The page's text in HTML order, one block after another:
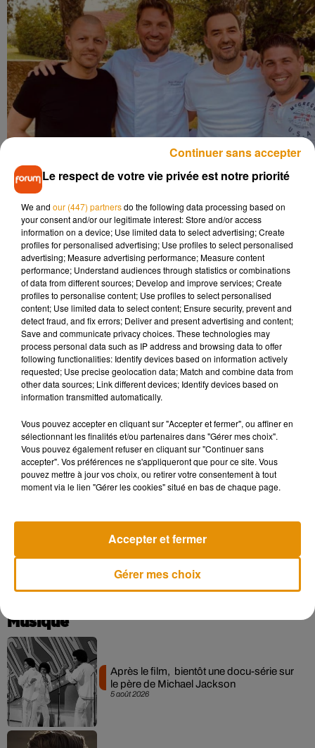
Le 31 mai dernier,Jean-François Feuillette avec sa femme
Laure avaient déjà participé à une émission sur M6. Pour la
première fois, "Patron Incognito" proposait une double
immersion aux fondateurs de l'enseigne de boulangerie.
Jean-François Feuillette jouait le rôle de Carl, un chômeur
en reconversion professionnelle.
Laure Feuillette, elle, se faisait passer pour Jennifer, une
influenceuse culinaire.Sans sa casquette de patron, Jean-
François Feuillette a pu voir des choses qu’il n’aurait pas
vu autrement. Un forme de remise en question également :
Écouter le podcast
Mon gâteau est le meilleur de France !avec le chef du Loir-
et-cher Jean François Feuillette, c’est ce vendredi soir sur
Tout de suite, coup d'envoi de la semaine finale pour
pic.twitter.com/QTzzEtnznv
Musique
5 août 2026
Après le film, bientôt une docu-série sur
le père de Michael Jackson
Le respect de votre vie privée est notre priorité
We and our (447) partnersdo the following data processing based on
your consent and/or our legitimate interest: Store and/or access
information on a device; Use limited data to select advertising; Create
profiles for personalised advertising; Use profiles to select personalised
advertising; Measure advertising performance; Measure content
performance; Understand audiences through statistics or combinations
of data from different sources; Develop and improve services; Create
profiles to personalise content; Use profiles to select personalised
content; Use limited data to select content; Ensure security, prevent and
detect fraud, and fix errors; Deliver and present advertising and content;
Save and communicate privacy choices. These technologies may
process personal data such as IP address and browsing data to offer
following functionalities: Identify devices based on information actively
requested; Use precise geolocation data; Match and combine data from
other data sources; Link different devices; Identify devices based on
information transmitted automatically.
Vous pouvez accepter en cliquant sur "Accepter et fermer", ou affiner en
sélectionnant les finalités et/ou partenaires dans "Gérer mes choix".
Vous pouvez également refuser en cliquant sur "Continuer sans
accepter". Vos préférences ne s'appliqueront que pour ce site. Vous
pouvez mettre à jour vos choix, ou retirer votre consentement à tout
moment via le lien "Gérer les cookies" situé en bas de chaque page.
Gérer mes choix
Accepter et fermer
Continuer sans accepter